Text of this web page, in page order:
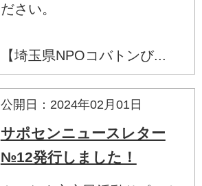
ださい。
【埼玉県NPOコバトンび...
公開日：2024年02月01日
サポセンニュースレター
№12発行しました！